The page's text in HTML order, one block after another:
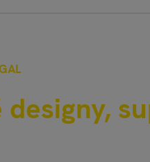
designy,